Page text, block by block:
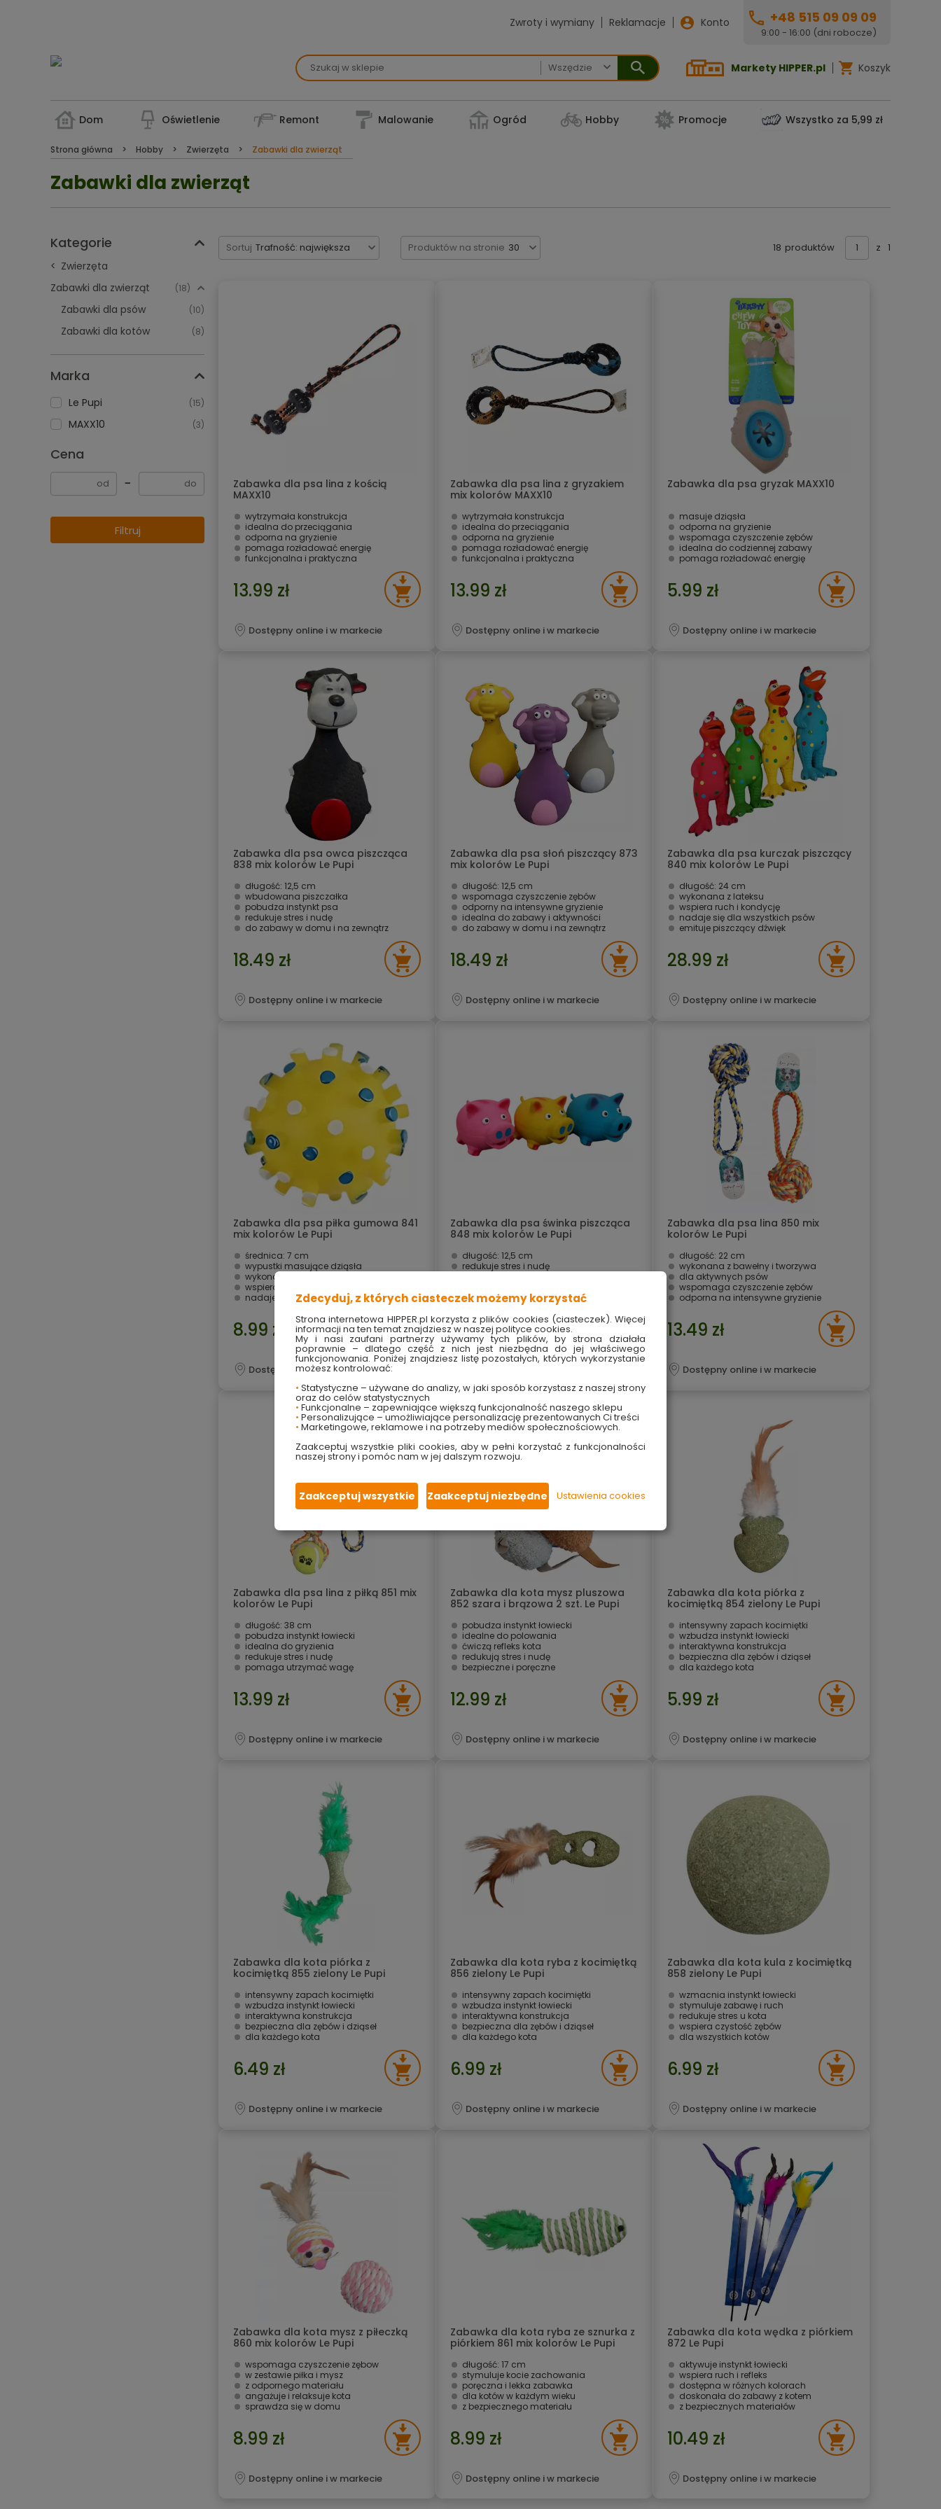
Zwroty i wymiany Reklamacje Konto +48 515 09 09 09
9:00 - 16:00 (dni robocze)
 Markety HIPPER.pl Koszyk
Dom Oświetlenie Remont Malowanie Ogród Hobby Promocje Wszystko za 5,99 zł
Strona główna Hobby Zwierzęta Zabawki dla zwierząt
Zabawki dla zwierząt
Kategorie
Zwierzęta
Zabawki dla zwierząt
(18)
Zabawki dla psów (10)
Zabawki dla kotów (8)
Marka
Le Pupi (15)
MAXX10 (3)
Cena
−
Filtruj
Sortuj Trafność: największa Produktów na stronie 30 18 produktów z 1
Zabawka dla psa lina z kością
MAXX10
wytrzymała konstrukcja
idealna do przeciągania
odporna na gryzienie
pomaga rozładować energię
funkcjonalna i praktyczna
13.99 zł
Dostępny online i w markecie
Zabawka dla psa lina z gryzakiem
mix kolorów MAXX10
wytrzymała konstrukcja
idealna do przeciągania
odporna na gryzienie
pomaga rozładować energię
funkcjonalna i praktyczna
13.99 zł
Dostępny online i w markecie
Zabawka dla psa gryzak MAXX10
masuje dziąsła
odporna na gryzienie
wspomaga czyszczenie zębów
idealna do codziennej zabawy
pomaga rozładować energię
5.99 zł
Dostępny online i w markecie
Zabawka dla psa owca piszcząca
838 mix kolorów Le Pupi
długość: 12,5 cm
wbudowana piszczałka
pobudza instynkt psa
redukuje stres i nudę
do zabawy w domu i na zewnątrz
18.49 zł
Dostępny online i w markecie
Zabawka dla psa słoń piszczący 873
mix kolorów Le Pupi
długość: 12,5 cm
wspomaga czyszczenie zębów
odporny na intensywne gryzienie
idealna do zabawy i aktywności
do zabawy w domu i na zewnątrz
18.49 zł
Dostępny online i w markecie
Zabawka dla psa kurczak piszczący
840 mix kolorów Le Pupi
długość: 24 cm
wykonana z lateksu
wspiera ruch i kondycję
nadaje się dla wszystkich psów
emituje piszczący dźwięk
28.99 zł
Dostępny online i w markecie
Zabawka dla psa piłka gumowa 841
mix kolorów Le Pupi
średnica: 7 cm
wypustki masujące dziąsła
wykonana z wytrzymałej gumy
wspiera ruch i kondycję
nadaje się dla wszystkich psów
8.99 zł
Dostępny online i w markecie
Zabawka dla psa świnka piszcząca
848 mix kolorów Le Pupi
długość: 12,5 cm
redukuje stres i nudę
do zabawy i gryzienia
16.99 zł
Zabawka dla psa lina 850 mix
kolorów Le Pupi
długość: 22 cm
wykonana z bawełny i tworzywa
dla aktywnych psów
wspomaga czyszczenie zębów
odporna na intensywne gryzienie
13.49 zł
Dostępny online i w markecie
Zabawka dla psa lina z piłką 851 mix
kolorów Le Pupi
długość: 38 cm
pobudza instynkt łowiecki
idealna do gryzienia
redukuje stres i nudę
pomaga utrzymać wagę
13.99 zł
Dostępny online i w markecie
Zabawka dla kota mysz pluszowa
852 szara i brązowa 2 szt. Le Pupi
pobudza instynkt łowiecki
idealne do polowania
ćwiczą refleks kota
redukują stres i nudę
bezpieczne i poręczne
12.99 zł
Dostępny online i w markecie
Zabawka dla kota piórka z
kocimiętką 854 zielony Le Pupi
intensywny zapach kocimiętki
wzbudza instynkt łowiecki
interaktywna konstrukcja
bezpieczna dla zębów i dziąseł
dla każdego kota
5.99 zł
Dostępny online i w markecie
Zabawka dla kota piórka z
kocimiętką 855 zielony Le Pupi
intensywny zapach kocimiętki
wzbudza instynkt łowiecki
interaktywna konstrukcja
bezpieczna dla zębów i dziąseł
dla każdego kota
6.49 zł
Dostępny online i w markecie
Zabawka dla kota ryba z kocimiętką
856 zielony Le Pupi
intensywny zapach kocimiętki
wzbudza instynkt łowiecki
interaktywna konstrukcja
bezpieczna dla zębów i dziąseł
dla każdego kota
6.99 zł
Dostępny online i w markecie
Zabawka dla kota kula z kocimiętką
858 zielony Le Pupi
wzmacnia instynkt łowiecki
stymuluje zabawę i ruch
redukuje stres u kota
wspiera czystość zębów
dla wszystkich kotów
6.99 zł
Dostępny online i w markecie
Zabawka dla kota mysz z piłeczką
860 mix kolorów Le Pupi
wspomaga czyszczenie zębow
w zestawie piłka i mysz
z odpornego materiału
angażuje i relaksuje kota
sprawdza się w domu
8.99 zł
Dostępny online i w markecie
Zabawka dla kota ryba ze sznurka z
piórkiem 861 mix kolorów Le Pupi
długość: 17 cm
stymuluje kocie zachowania
poręczna i lekka zabawka
dla kotów w każdym wieku
z bezpiecznego materiału
8.99 zł
Dostępny online i w markecie
Zabawka dla kota wędka z piórkiem
872 Le Pupi
aktywuje instynkt łowiecki
wspiera ruch i refleks
dostępna w różnych kolorach
doskonała do zabawy z kotem
z bezpiecznych materiałów
10.49 zł
Dostępny online i w markecie
Zdecyduj, z których ciasteczek możemy korzystać
Strona internetowa HIPPER.pl korzysta z plików cookies (ciasteczek). Więcej
informacji na ten temat znajdziesz w naszej polityce cookies.
My i nasi zaufani partnerzy używamy tych plików, by strona działała
poprawnie – dlatego część z nich jest niezbędna do jej właściwego
funkcjonowania. Poniżej znajdziesz listę pozostałych, których wykorzystanie
możesz kontrolować:
• Statystyczne – używane do analizy, w jaki sposób korzystasz z naszej strony
oraz do celów statystycznych
• Funkcjonalne – zapewniające większą funkcjonalność naszego sklepu
• Personalizujące – umożliwiające personalizację prezentowanych Ci treści
• Marketingowe, reklamowe i na potrzeby mediów społecznościowych.
Zaakceptuj wszystkie pliki cookies, aby w pełni korzystać z funkcjonalności
naszej strony i pomóc nam w jej dalszym rozwoju.
Zaakceptuj wszystkie Zaakceptuj niezbędne Ustawienia cookies